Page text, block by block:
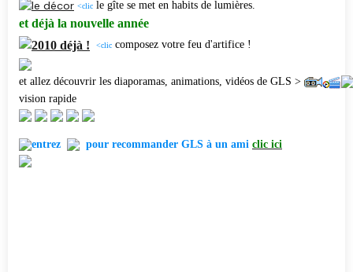
<clic le gîte se met en habits de lumières.
et déjà la nouvelle année
<clic composez votre feu d'artifice !
et allez découvrir les diaporamas, animations, vidéos de GLS >
vision rapide
entrez pour recommander GLS à un ami clic ici